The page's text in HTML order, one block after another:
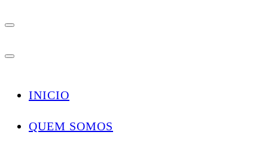
INICIO
QUEM SOMOS